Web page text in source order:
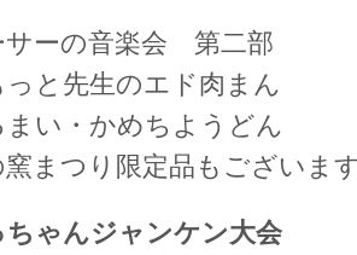
ーの音楽会 第二部
と先生のエド肉まん
い・かめちようどん
まつり限定品もございま
ちゃんジャンケン大会